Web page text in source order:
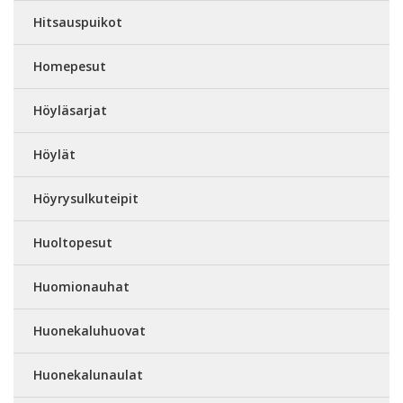
Hitsauspuikot
Homepesut
Höyläsarjat
Höylät
Höyrysulkuteipit
Huoltopesut
Huomionauhat
Huonekaluhuovat
Huonekalunaulat